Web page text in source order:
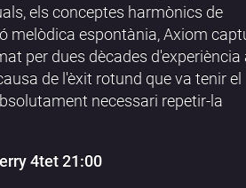
els conceptes harmònics de
melòdica espontània, Axiom
per dues dècades d'experiència
de l'èxit rotund que va tenir el
necessari repetir-la
4tet 21:00